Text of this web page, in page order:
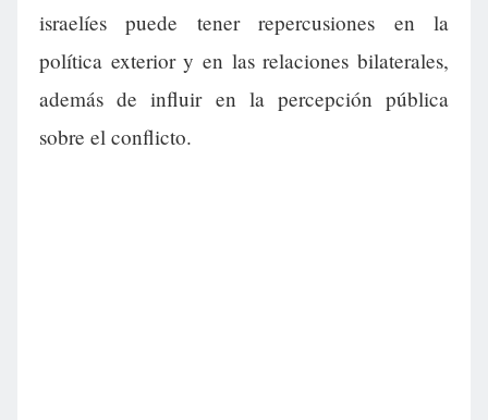
israelíes puede tener repercusiones en la
política exterior y en las relaciones bilaterales,
además de influir en la percepción pública
sobre el conflicto.